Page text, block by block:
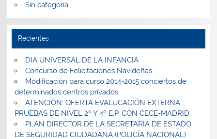
Sin categoría
Recientes
DIA UNIVERSAL DE LA INFANCIA
Concurso de Felicitaciones Navideñas
Modificación para curso 2014-2015 conciertos de
determinados centros privados
ATENCIÓN: OFERTA EVALUCACIÓN EXTERNA
PRUEBAS DE NIVEL 2º Y 4º E.P. CON CECE-MADRID
PLAN DIRECTOR DE LA SECRETARÍA DE ESTADO
DE SEGURIDAD CIUDADANA (POLICÍA NACIONAL)